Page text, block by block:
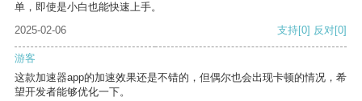
单，即使是小白也能快速上手。
2025-02-06
支持[0] 反对[0]
游客
这款加速器app的加速效果还是不错的，但偶尔也会出现卡顿的情况，希
望开发者能够优化一下。